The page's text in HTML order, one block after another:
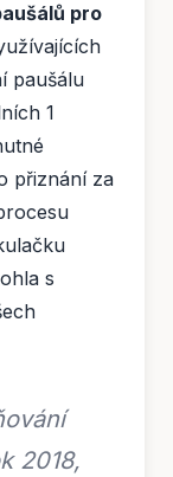
pro
paušálu
1
přiznání za
s
2018,